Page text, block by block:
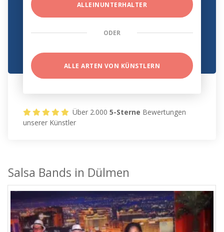
ALLEINUNTERHALTER
ODER
ALLE ARTEN VON KÜNSTLERN
Über 2.0005-Sterne Bewertungen
unserer Künstler
Salsa Bands in Dülmen